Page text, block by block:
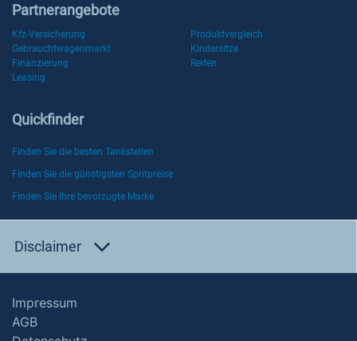
Partnerangebote
Kfz-Versicherung
Produktvergleich
Gebrauchtwagenmarkt
Kindersitze
Finanzierung
Reifen
Leasing
Quickfinder
Finden Sie die besten Tankstellen
Finden Sie die günstigsten Spritpreise
Finden Sie Ihre bevorzugte Marke
Disclaimer
Impressum
AGB